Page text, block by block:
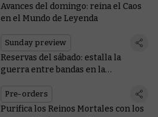
Avances del domingo: reina el Caos
en el Mundo de Leyenda
Sunday preview
Reservas del sábado: estalla la
guerra entre bandas en la
Pre-orders
Purifica los Reinos Mortales con los